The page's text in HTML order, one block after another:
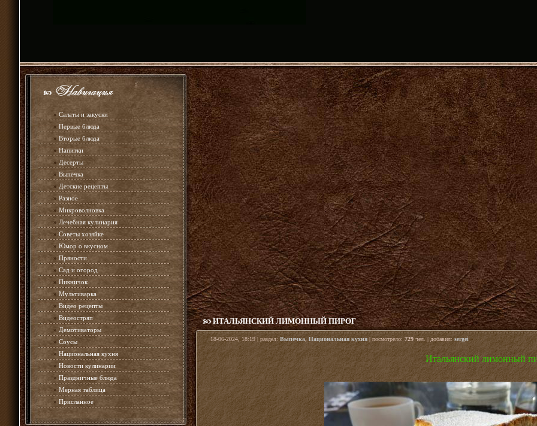
» Салаты и закуски
» Первые блюда
» Вторые блюда
» Напитки
»Десерты
» Выпечка
» Детские рецепты
» Разное
» Микроволновка
» Лечебная кулинария
» Советы хозяйке
» Юмор о вкусном
» Пряности
» Сад и огород
» Пикничок
» Мультиварка
» Видео рецепты
» Видеостряп
» Демотиваторы
» Соусы
» Национальная кухня
» Новости кулинарии
» Праздничные блюда
» Мерная таблица
» Присланное
ИТАЛЬЯНСКИЙ ЛИМОННЫЙ ПИРОГ
18-06-2024, 18:19 | раздел:Выпечка, Национальная кухня | посмотрело:729 чел. | добавил:sergei
Итальянский лимонный